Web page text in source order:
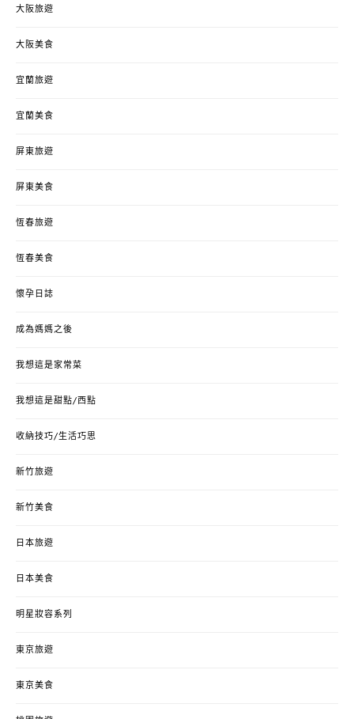
大阪旅遊
大阪美食
宜蘭旅遊
宜蘭美食
屏東旅遊
屏東美食
恆春旅遊
恆春美食
懷孕日誌
成為媽媽之後
我想這是家常菜
我想這是甜點/西點
收納技巧/生活巧思
新竹旅遊
新竹美食
日本旅遊
日本美食
明星妝容系列
東京旅遊
東京美食